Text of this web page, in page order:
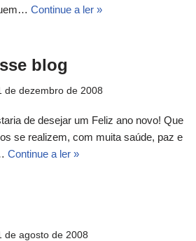
Continue a ler »
blog
de dezembro de 2008
de desejar um Feliz ano novo! Que
se realizem, com muita saúde, paz e
Continue a ler »
de agosto de 2008